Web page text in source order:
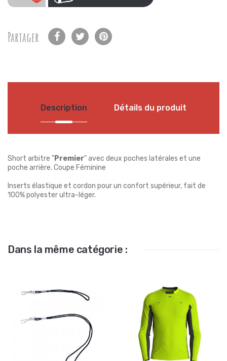
Partager
Description Détails du produit
Short arbitre "Premier" avec deux poches latérales et une
poche arrière. Coupe Féminine
Inserts élastique et cordon pour un confort supérieur, fait de
100% polyester ultra-léger.
Dans la même catégorie :